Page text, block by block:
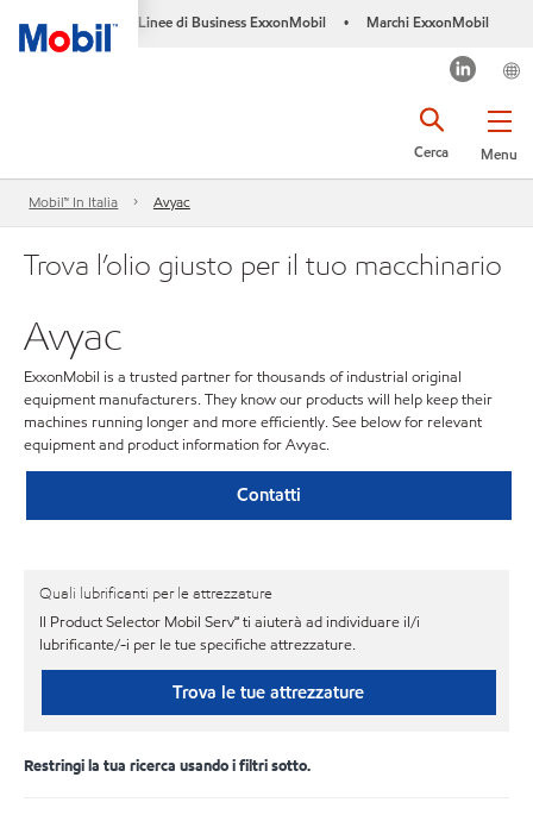
Linee di Business ExxonMobil • Marchi ExxonMobil
Menu
Cerca
Mobil™ In Italia Avyac
Trova l’olio giusto per il tuo macchinario
Avyac
ExxonMobil is a trusted partner for thousands of industrial original
equipment manufacturers. They know our products will help keep their
machines running longer and more efficiently. See below for relevant
equipment and product information for Avyac.
Contatti
Quali lubrificanti per le attrezzature
Il Product Selector Mobil Serv℠ ti aiuterà ad individuare il/i
lubrificante/-i per le tue specifiche attrezzature.
Trova le tue attrezzature
Restringi la tua ricerca usando i filtri sotto.